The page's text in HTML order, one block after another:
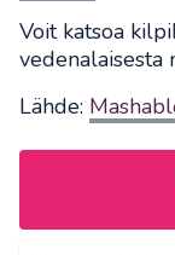
Voit katsoa
vedenalaisesta
Lähde: